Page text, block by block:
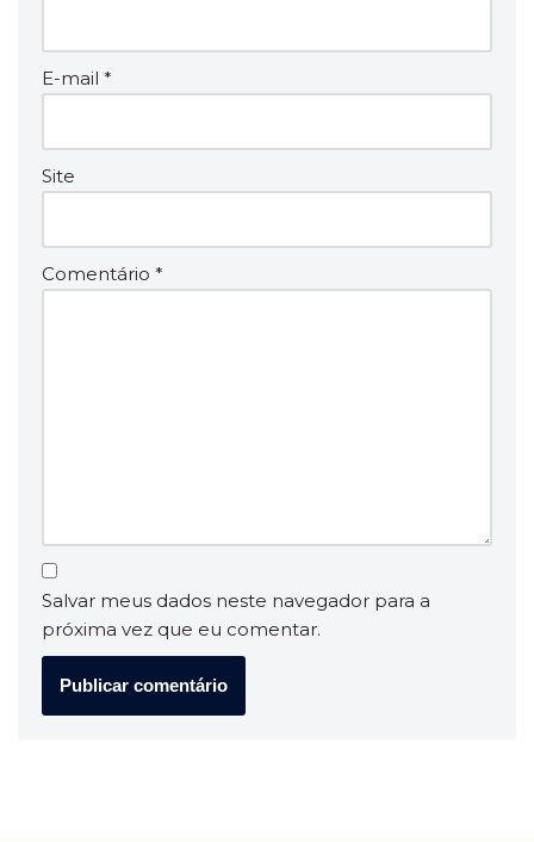
E-mail *
Site
Comentário *
Salvar meus dados neste navegador para a
próxima vez que eu comentar.